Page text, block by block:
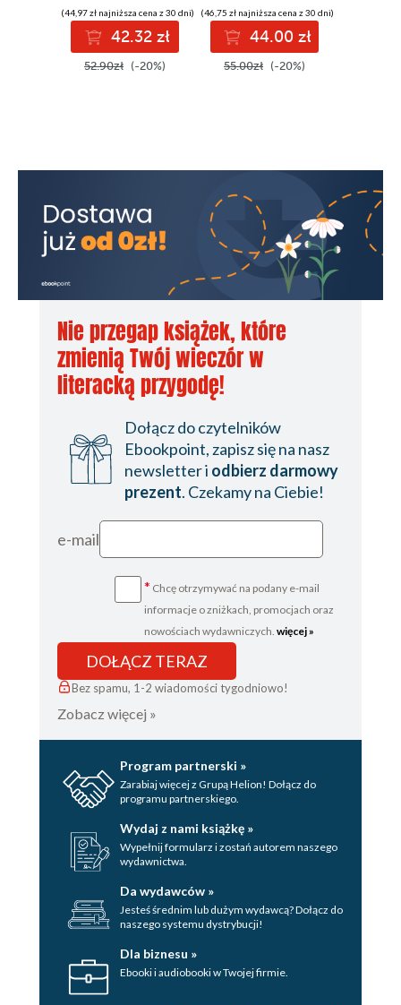
(44,97 zł najniższa cena z 30 dni)
42.32 zł
52.90zł (-20%)
(46,75 zł najniższa cena z 30 dni)
44.00 zł
55.00zł (-20%)
Nie przegap książek, które
zmienią Twój wieczór w
literacką przygodę!
Dołącz do czytelników
Ebookpoint, zapisz się na nasz
newsletter i odbierz darmowy
prezent. Czekamy na Ciebie!
e-mail
* Chcę otrzymywać na podany e-mail
informacje o zniżkach, promocjach oraz
nowościach wydawniczych. więcej »
DOŁĄCZ TERAZ
Bez spamu, 1-2 wiadomości tygodniowo!
Zobacz więcej »
Program partnerski »
Zarabiaj więcej z Grupą Helion! Dołącz do
programu partnerskiego.
Wydaj z nami książkę »
Wypełnij formularz i zostań autorem naszego
wydawnictwa.
Da wydawców »
Jesteś średnim lub dużym wydawcą? Dołącz do
naszego systemu dystrybucji!
Dla biznesu »
Ebooki i audiobooki w Twojej firmie.